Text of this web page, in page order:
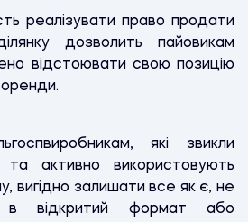
реалізувати право продати
дозволить пайовикам
відстоювати свою позицію
оренди.
які звикли
активно використовують
вигідно залишати все як є, не
в відкритий формат або